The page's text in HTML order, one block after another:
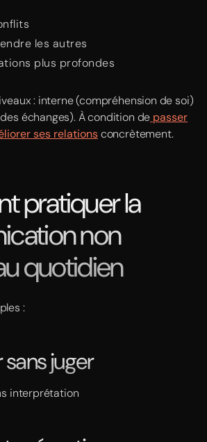
les autres
plus profondes
: interne (compréhension de soi)
échanges). À condition de passer
ses relationsconcrètement.
pratiquer la
non
quotidien
:
sans juger
interprétation